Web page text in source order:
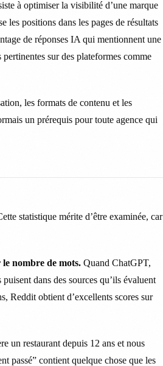
à optimiser la visibilité d’une marque
les positions dans les pages de résultats
de réponses IA qui mentionnent une
sur des plateformes comme
les formats de contenu et les
un prérequis pour toute agence qui
statistique mérite d’être examinée, car
nombre de mots. Quand ChatGPT,
dans des sources qu’ils évaluent
Reddit obtient d’excellents scores sur
un restaurant depuis 12 ans et nous
passé” contient quelque chose que les